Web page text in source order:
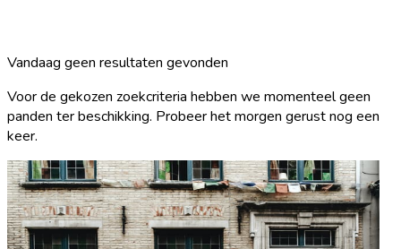
Vandaag geen resultaten gevonden
Voor de gekozen zoekcriteria hebben we momenteel geen
panden ter beschikking. Probeer het morgen gerust nog een
keer.